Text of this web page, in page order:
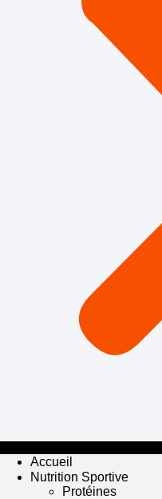
Accueil
Nutrition Sportive
Protéines